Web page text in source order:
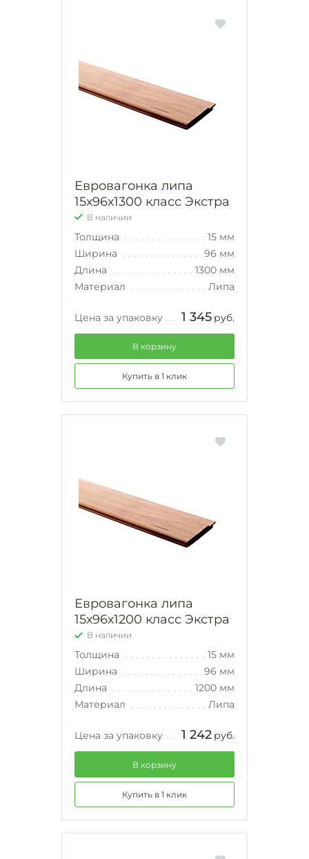
Евровагонка липа
15х96х1300 класс Экстра
В наличии
Толщина
15 мм
Ширина
96 мм
Длина
1300 мм
Материал
Липа
Цена за упаковку 1 345 руб.
В корзину
Купить в 1 клик
Евровагонка липа
15х96х1200 класс Экстра
В наличии
Толщина
15 мм
Ширина
96 мм
Длина
1200 мм
Материал
Липа
Цена за упаковку 1 242 руб.
В корзину
Купить в 1 клик